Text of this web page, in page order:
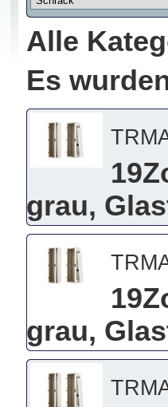
Alle
Es
grau,
grau,